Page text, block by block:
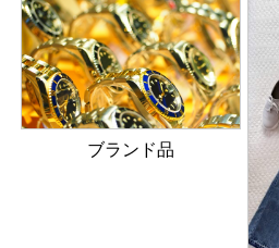
ブランド品